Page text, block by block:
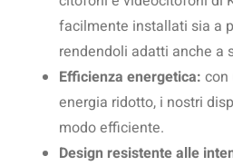
facilmente installati sia a
rendendoli adatti anche a
Efficienza energetica: con
energia ridotto, i nostri
modo efficiente.
Design resistente alle